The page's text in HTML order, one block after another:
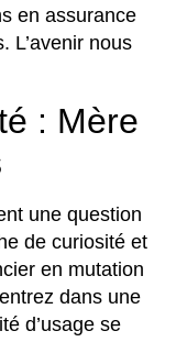
en assurance
L’avenir nous
: Mère
une question
de curiosité et
en mutation
dans une
d’usage se